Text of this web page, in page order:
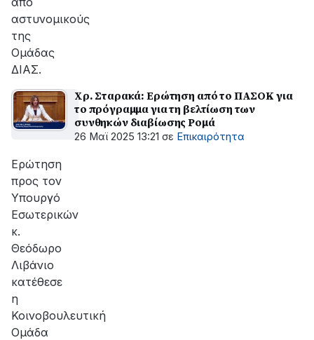
αστυνομικούς
της
Ομάδας
ΔΙΑΣ.
Χρ. Σταρακά: Ερώτηση από το ΠΑΣΟΚ για
το πρόγραμμα για τη βελτίωση των
συνθηκών διαβίωσης Ρομά
26 Μαϊ 2025 13:21 σε Επικαιρότητα
Ερώτηση
προς τον
Υπουργό
Εσωτερικών
κ.
Θεόδωρο
Λιβάνιο
κατέθεσε
η
Κοινοβουλευτική
Ομάδα